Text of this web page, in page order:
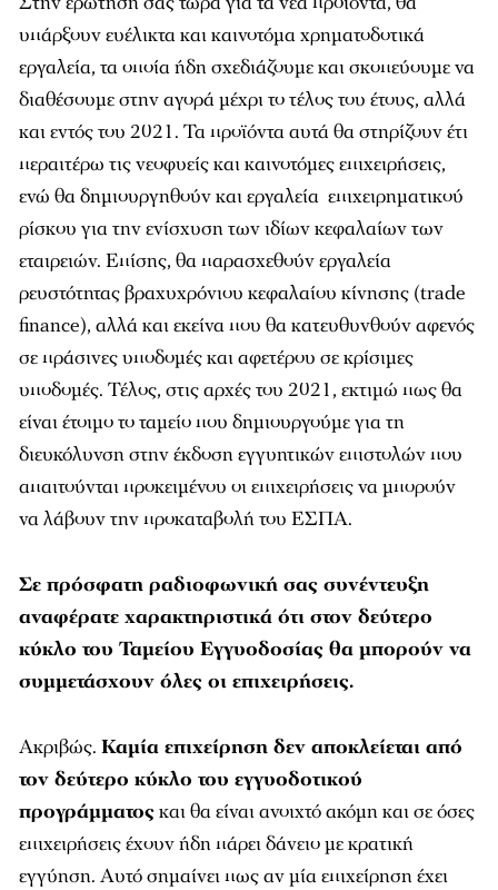
υπάρξουν ευέλικτα και καινοτόμα χρηματοδοτικά
εργαλεία, τα οποία ήδη σχεδιάζουμε και σκοπεύουμε να
διαθέσουμε στην αγορά μέχρι το τέλος του έτους, αλλά
και εντός του 2021. Τα προϊόντα αυτά θα στηρίζουν έτι
περαιτέρω τις νεοφυείς και καινοτόμες επιχειρήσεις,
ενώ θα δημιουργηθούν και εργαλεία επιχειρηματικού
ρίσκου για την ενίσχυση των ιδίων κεφαλαίων των
εταιρειών. Επίσης, θα παρασχεθούν εργαλεία
ρευστότητας βραχυχρόνιου κεφαλαίου κίνησης (trade
finance), αλλά και εκείνα που θα κατευθυνθούν αφενός
σε πράσινες υποδομές και αφετέρου σε κρίσιμες
υποδομές. Τέλος, στις αρχές του 2021, εκτιμώ πως θα
είναι έτοιμο το ταμείο που δημιουργούμε για τη
διευκόλυνση στην έκδοση εγγυητικών επιστολών που
απαιτούνται προκειμένου οι επιχειρήσεις να μπορούν
να λάβουν την προκαταβολή του ΕΣΠΑ.
Σε πρόσφατη ραδιοφωνική σας συνέντευξη
αναφέρατε χαρακτηριστικά ότι στον δεύτερο
κύκλο του Ταμείου Εγγυοδοσίας θα μπορούν να
συμμετάσχουν όλες οι επιχειρήσεις.
Ακριβώς. Καμία επιχείρηση δεν αποκλείεται από
τον δεύτερο κύκλο του εγγυοδοτικού
προγράμματοςκαι θα είναι ανοιχτό ακόμη και σε όσες
επιχειρήσεις έχουν ήδη πάρει δάνειο με κρατική
εγγύηση. Αυτό σημαίνει πως αν μία επιχείρηση έχει